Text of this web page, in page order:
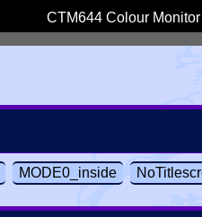
CTM644 Colour Monitor
MODE0_inside